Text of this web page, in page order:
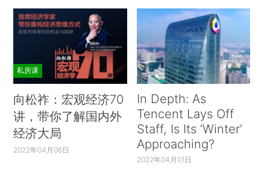
私房课
向松祚：宏观经济70
讲，带你了解国内外
经济大局
2022年04月06日
In Depth: As
Tencent Lays Off
Staff, Is Its ‘Winter’
Approaching?
2022年04月01日